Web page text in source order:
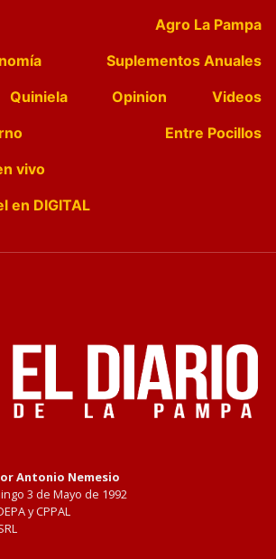
Agro La Pampa
Suplementos Anuales
Quiniela Opinion
Videos
Entre Pocillos
vivo
en DIGITAL
Antonio Nemesio
3 de Mayo de 1992
y CPPAL